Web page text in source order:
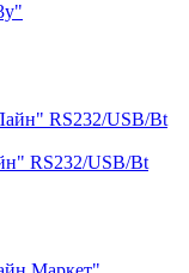
RS232/USB/Bt